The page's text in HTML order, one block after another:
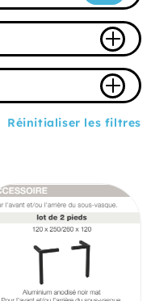
Réinitialiser les filtres